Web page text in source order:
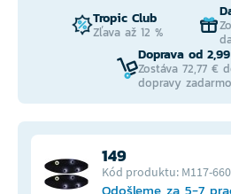
Tropic Club
Zľava až 12 %
Doprava od
Zostáva 72,77 €
dopravy zadarmo
149
Kód produktu: M117-
Odošleme za 5-7